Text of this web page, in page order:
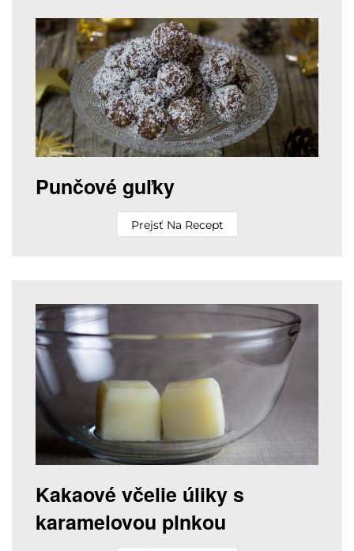
Punčové guľky
Prejsť Na Recept
Kakaové včelie úliky s
karamelovou plnkou